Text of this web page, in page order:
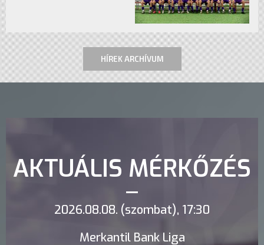
HÍREK ARCHÍVUM
AKTUÁLIS MÉRKŐZÉS
2026.08.08. (szombat), 17:30
Merkantil Bank Liga